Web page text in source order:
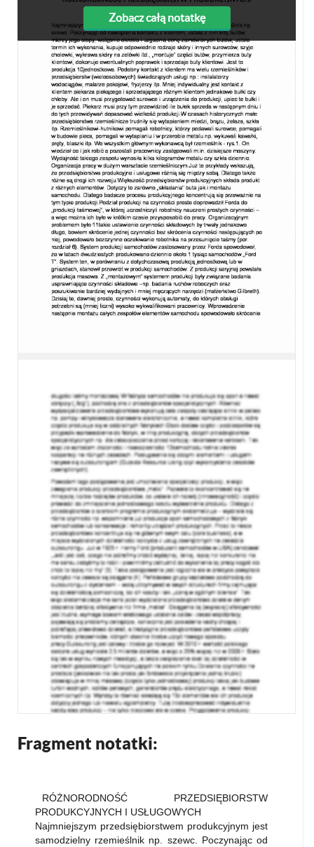
Zobacz całą notatkę
Fragment notatki:
RÓŻNORODNOŚĆ PRZEDSIĘBIORSTW
PRODUKCYJNYCH I USŁUGOWYCH
Najmniejszym przedsiębiorstwem produkcyjnym jest
samodzielny rzemieślnik np. szewc. Poczynając od